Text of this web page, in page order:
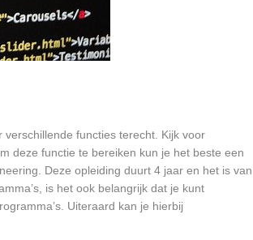
functies terecht. Kijk voor
deze functie te bereiken kun je het beste een
Deze opleiding duurt 4 jaar en het is van
is het ook belangrijk dat je kunt
Uiteraard kan je hierbij